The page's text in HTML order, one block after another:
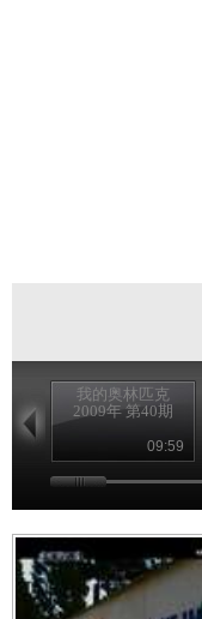
我的奥林匹克
2009年 第40期
09:59